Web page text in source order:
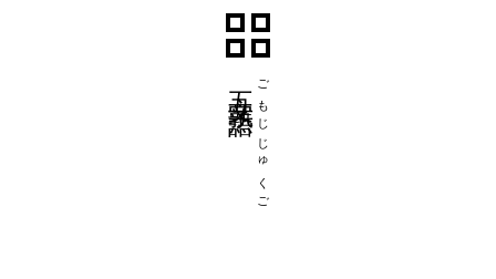
ごもじじゅくご